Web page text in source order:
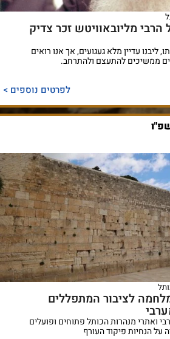
הרבי מליובאוויטש זכר צדיק
ליבנו עדיין מלא געגועים, אך אנו רואים
ממשיכים להתעצם ולהתרחב.
לפרטים נוספים >
לציבור המתפללים
ואתרי מנהרות הכותל פתוחים ופועלים
הנחיות פיקוד העורף